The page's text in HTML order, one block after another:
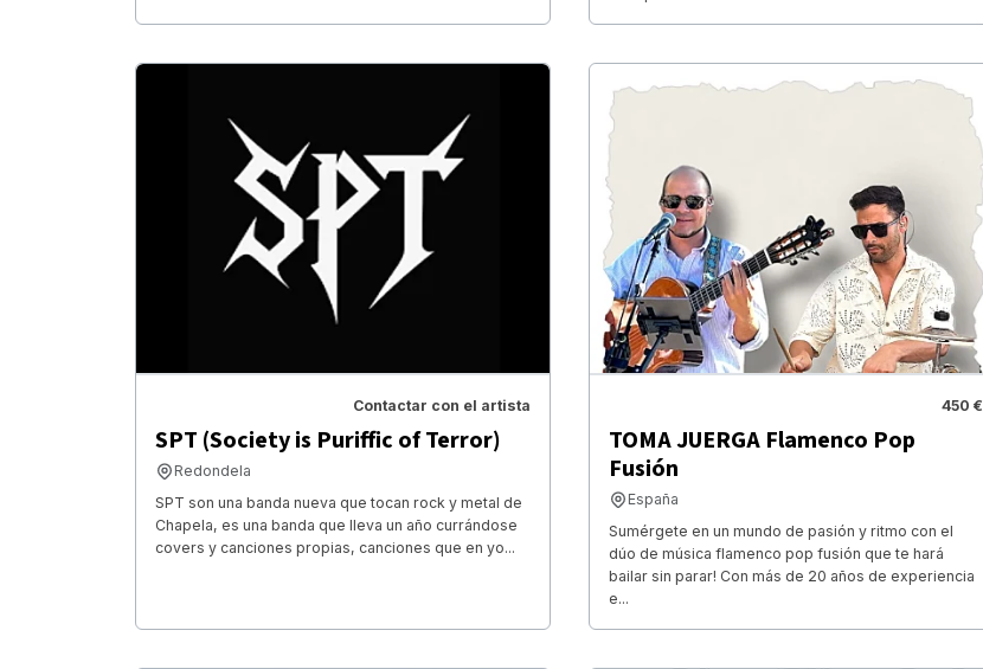
Contactar con el artista
SPT (Society is Puriffic of Terror)
Redondela
SPT son una banda nueva que tocan rock y metal de
Chapela, es una banda que lleva un año currándose
covers y canciones propias, canciones que en yo...
450 €
TOMA JUERGA Flamenco Pop
Fusión
España
Sumérgete en un mundo de pasión y ritmo con el
dúo de música flamenco pop fusión que te hará
bailar sin parar! Con más de 20 años de experiencia
e...